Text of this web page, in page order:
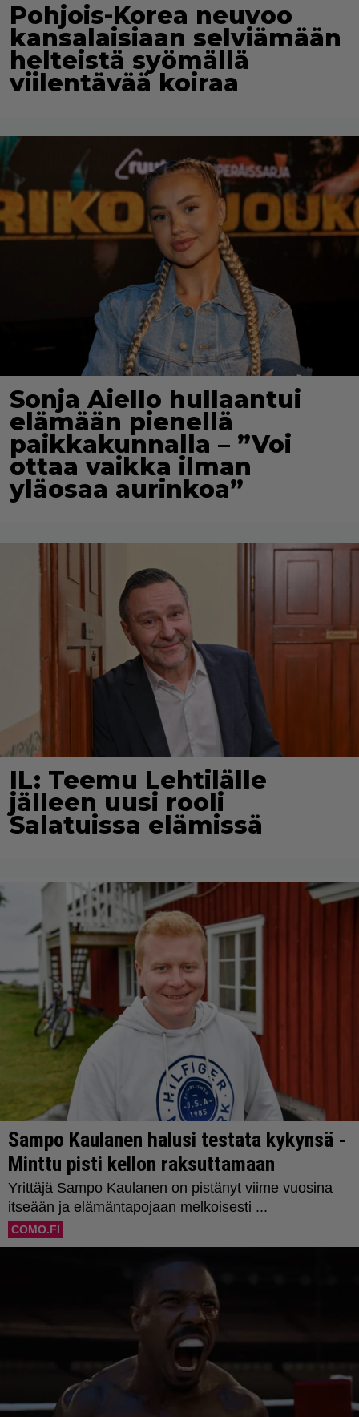
Pohjois-Korea neuvoo
kansalaisiaan selviämään
helteistä syömällä
viilentävää koiraa
Sonja Aiello hullaantui
elämään pienellä
paikkakunnalla – ”Voi
ottaa vaikka ilman
yläosaa aurinkoa”
IL: Teemu Lehtilälle
jälleen uusi rooli
Salatuissa elämissä